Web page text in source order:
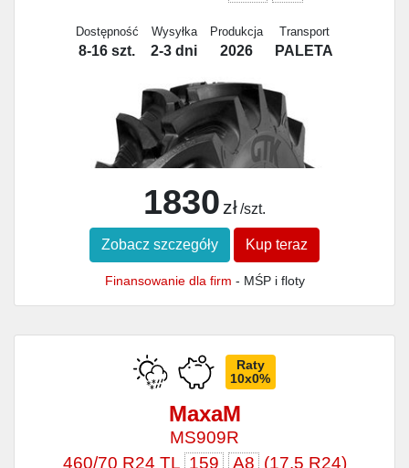
Dostępność
8-16 szt.
Wysyłka
2-3 dni
Produkcja
2026
Transport
PALETA
1830 zł/szt.
Zobacz szczegóły Kup teraz
Finansowanie dla firm - MŚP i floty
Raty
10x0%
MaxaM
MS909R
460/70 R24 TL 159 A8 (17.5 R24)